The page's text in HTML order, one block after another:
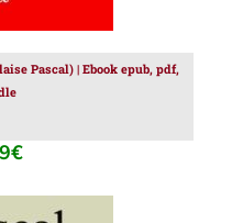
Pascal) | Ebook epub, pdf,
€